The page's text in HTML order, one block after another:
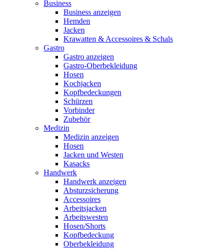
Business
Business anzeigen
Hemden
Jacken
Krawatten & Accessoires & Schals
Gastro
Gastro anzeigen
Gastro-Oberbekleidung
Hosen
Kochjacken
Kopfbedeckungen
Schürzen
Vorbinder
Zubehör
Medizin
Medizin anzeigen
Hosen
Jacken und Westen
Kasacks
Handwerk
Handwerk anzeigen
Absturzsicherung
Accessoires
Arbeitsjacken
Arbeitswesten
Hosen/Shorts
Kopfbedeckung
Oberbekleidung